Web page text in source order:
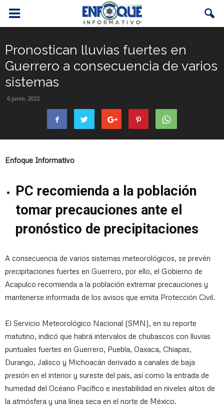
Pronostican lluvias fuertes en
Guerrero a consecuencia de varios
sistemas
6 junio, 2022
Enfoque Informativo
PC recomienda a la población
tomar precauciones ante el
pronóstico de precipitaciones
A consecuencia de varios sistemas meteorológicos, se prevén
precipitaciones fuertes en Guerrero, por ello, el Gobierno de
Acapulco recomienda a la población extremar precauciones y
mantenerse informada de los avisos que emita Protección Civil.
El Servicio Meteorológico Nacional (SMN), en su reporte
matutino, indicó que habrá intervalos de chubascos con lluvias
puntuales fuertes en Guerrero, Puebla, Oaxaca, Chiapas,
Durango, Jalisco y Michoacán derivado a canales de baja
presión en el interior y sureste del país, así como la entrada de
humedad del Océano Pacífico e inestabilidad en niveles altos de
la atmósfera y una línea seca en el norte de México.